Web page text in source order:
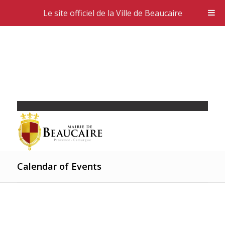
Calendar of Events
Le site officiel de la Ville de Beaucaire